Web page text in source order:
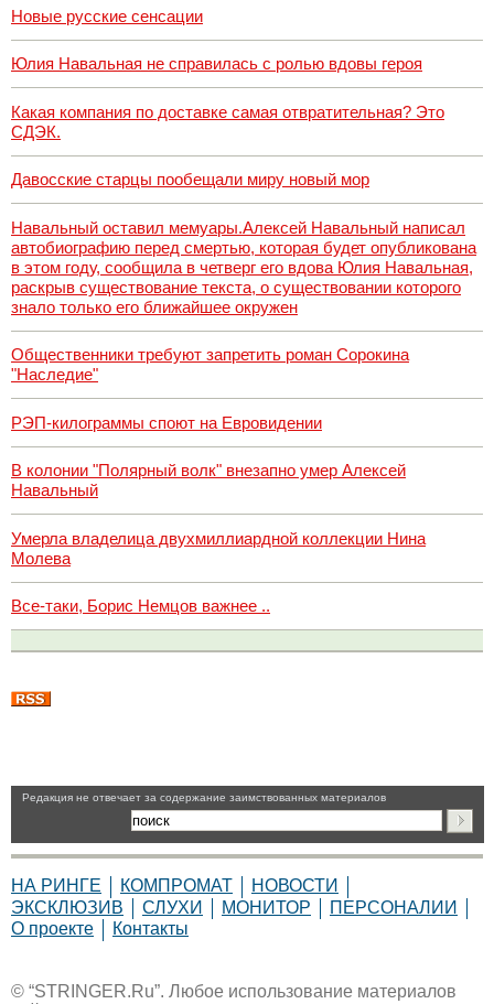
Новые русские сенсации
Юлия Навальная не справилась с ролью вдовы героя
Какая компания по доставке самая отвратительная? Это
СДЭК.
Давосские старцы пообещали миру новый мор
Навальный оставил мемуары.Алексей Навальный написал
автобиографию перед смертью, которая будет опубликована
в этом году, сообщила в четверг его вдова Юлия Навальная,
раскрыв существование текста, о существовании которого
знало только его ближайшее окружен
Общественники требуют запретить роман Сорокина
"Наследие"
РЭП-килограммы споют на Евровидении
В колонии "Полярный волк" внезапно умер Алексей
Навальный
Умерла владелица двухмиллиардной коллекции Нина
Молева
Все-таки, Борис Немцов важнее ..
Pедакция не отвечает за содержание заимствованных материалов
НА РИНГЕ КОМПРОМАТ
НОВОСТИ
ЭКСКЛЮЗИВ
СЛУХИ МОНИТОР
ПЕРСОНАЛИИ
О проекте
Контакты
© “STRINGER.Ru”. Любое использование материалов